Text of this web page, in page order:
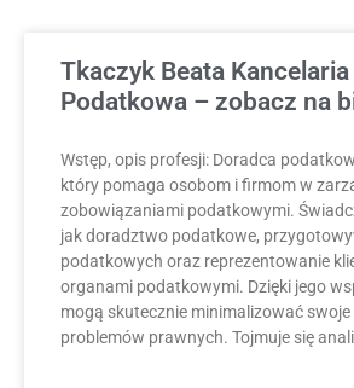
Tkaczyk Beata Kancelaria
Podatkowa – zobacz na
Wstęp, opis profesji: Doradca
który pomaga osobom i firmom w
zobowiązaniami podatkowymi.
jak doradztwo podatkowe,
podatkowych oraz reprezentowanie
organami podatkowymi. Dzięki jego
mogą skutecznie minimalizować
problemów prawnych. Tojmuje się